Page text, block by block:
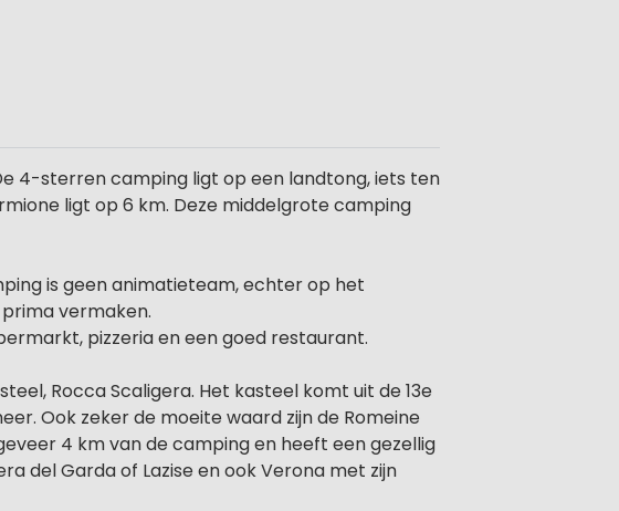
4-sterren camping ligt op een landtong, iets ten
ligt op 6 km. Deze middelgrote camping
is geen animatieteam, echter op het
vermaken.
pizzeria en een goed restaurant.
Rocca Scaligera. Het kasteel komt uit de 13e
Ook zeker de moeite waard zijn de Romeine
4 km van de camping en heeft een gezellig
del Garda of Lazise en ook Verona met zijn